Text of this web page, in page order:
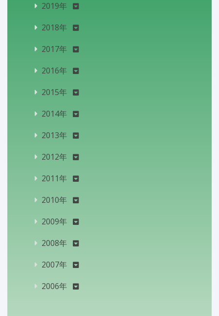
2019年
2018年
2017年
2016年
2015年
2014年
2013年
2012年
2011年
2010年
2009年
2008年
2007年
2006年